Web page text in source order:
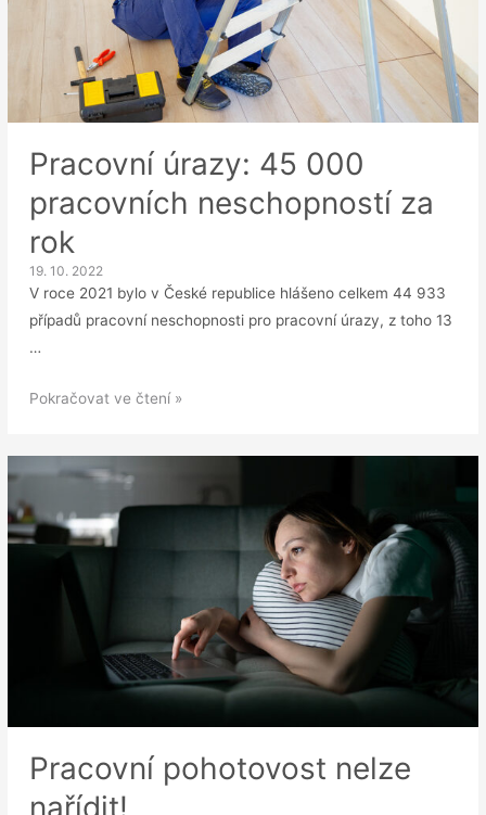
Pracovní úrazy: 45 000
pracovních neschopností za
rok
19. 10. 2022
V roce 2021 bylo v České republice hlášeno celkem 44 933
případů pracovní neschopnosti pro pracovní úrazy, z toho 13
…
Pracovní
000
pracovních
neschopností
Pokračovat ve čtení »
Pracovní pohotovost nelze
nařídit!